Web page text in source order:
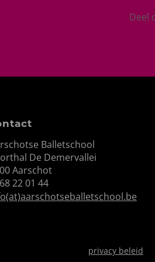
Deel
Balletschool
De Demervallei
Aarschot
22 01 44
privacy beleid